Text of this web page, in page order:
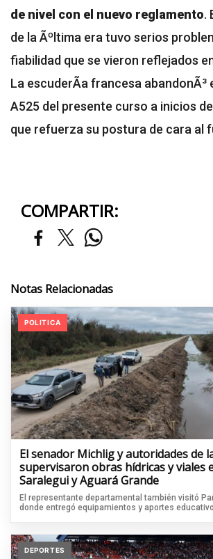
de nivel con el nuevo reglamento.
de la Ãºltima era tuvo serios
fiabilidad que se vieron reflejados
La escuderÃ­a francesa abandonÃ³
A525 del presente curso a inicios
que refuerza su postura de cara al
COMPARTIR:
Notas Relacionadas
POLITICA
El senador Michlig y autoridades de
supervisaron obras hídricas y viales
Saralegui y Aguará Grande
El representante departamental también visitó
donde entregó equipamientos y aportes
DEPORTES